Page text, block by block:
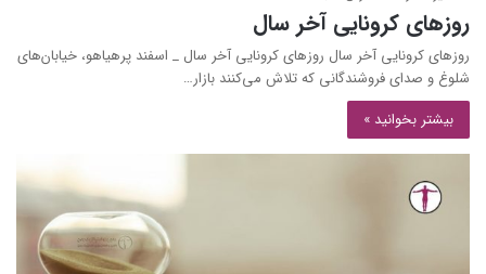
روزهای کرونایی آخر سال
روزهای کرونایی آخر سال روزهای کرونایی آخر سال _ اسفند پرهیاهو، خیابان‌های
شلوغ و صدای فروشندگانی که تلاش می‌کنند بازار…
بیشتر بخوانید »